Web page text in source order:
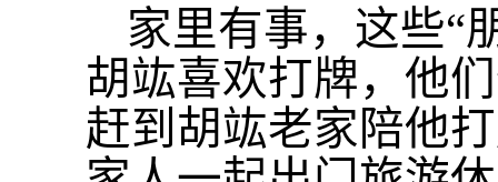
家里有事，这些“
胡竑喜欢打牌，他
赶到胡竑老家陪他